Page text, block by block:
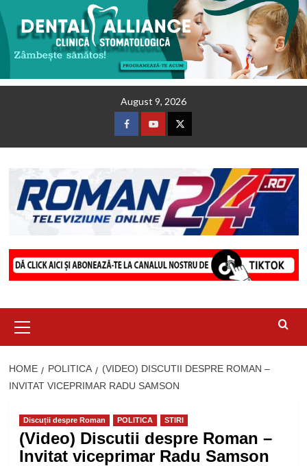
August 9, 2026
FacebookYoutubeTwitter
Menu
HOME POLITICA
(VIDEO) DISCUTII DESPRE ROMAN –
INVITAT VICEPRIMAR RADU SAMSON
Discuții despre Roman POLITICA STIRI
(Video) Discutii despre Roman –
Invitat viceprimar Radu Samson